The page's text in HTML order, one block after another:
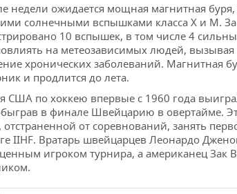
недели ожидается мощная магнитная
солнечными вспышками класса X и M. За
10 вспышек, в том числе 4
на метеозависимых людей,
хронических заболеваний. Магнитная
и продлится до лета.
США по хоккею впервые с 1960 года
в финале Швейцарию в овертайме.
отстраненной от соревнований, занять
IIHF. Вратарь швейцарцев Леонардо
игроком турнира, а американец Зак